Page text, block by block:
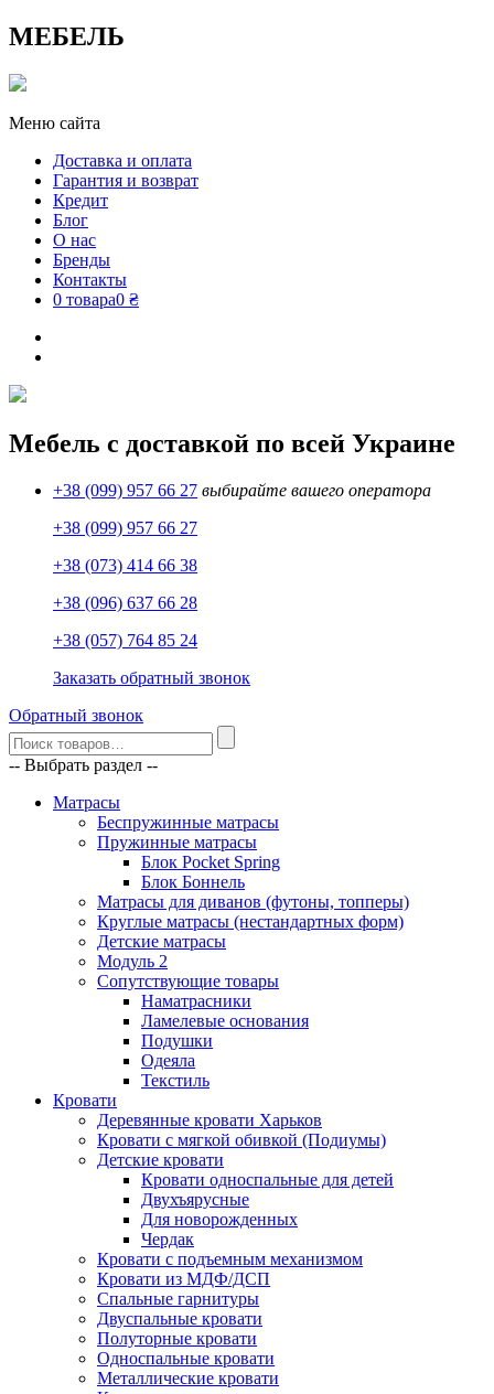
МЕБЕЛЬ
Меню сайта
Доставка и оплата
Гарантия и возврат
Кредит
Блог
О нас
Бренды
Контакты
0 товара0 ₴
Мебель с доставкой по всей Украине
+38 (099) 957 66 27 выбирайте вашего оператора
+38 (099) 957 66 27
+38 (073) 414 66 38
+38 (096) 637 66 28
+38 (057) 764 85 24
Заказать обратный звонок
Обратный звонок
-- Выбрать раздел --
Матрасы
Беспружинные матрасы
Пружинные матрасы
Блок Pocket Spring
Блок Боннель
Матрасы для диванов (футоны, топперы)
Круглые матрасы (нестандартных форм)
Детские матрасы
Модуль 2
Сопутствующие товары
Наматрасники
Ламелевые основания
Подушки
Одеяла
Текстиль
Кровати
Деревянные кровати Харьков
Кровати с мягкой обивкой (Подиумы)
Детские кровати
Кровати односпальные для детей
Двухъярусные
Для новорожденных
Чердак
Кровати с подъемным механизмом
Кровати из МДФ/ДСП
Спальные гарнитуры
Двуспальные кровати
Полуторные кровати
Односпальные кровати
Металлические кровати